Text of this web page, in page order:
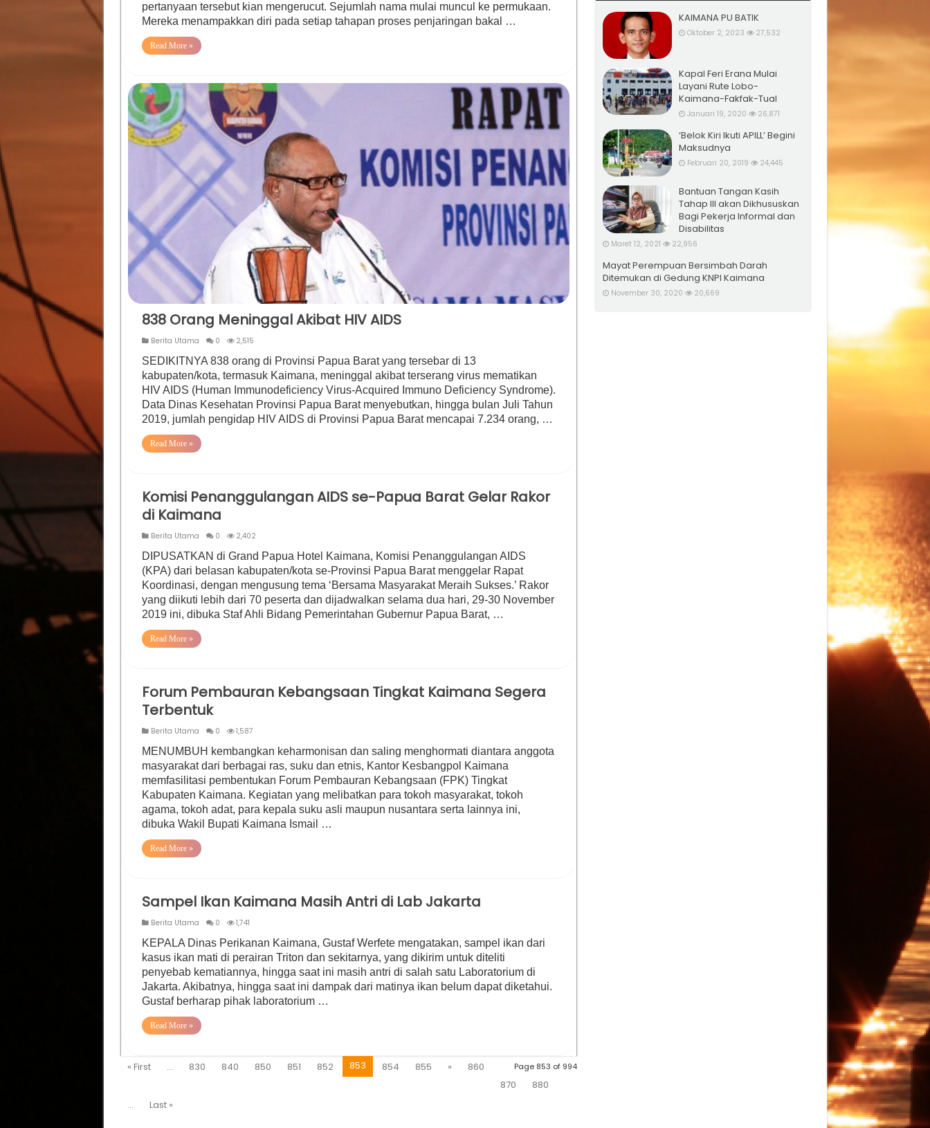
pertanyaan tersebut kian mengerucut. Sejumlah nama mulai muncul ke permukaan.
Mereka menampakkan diri pada setiap tahapan proses penjaringan bakal …
Read More »
838 Orang Meninggal Akibat HIV AIDS
Berita Utama 0 2,515
SEDIKITNYA 838 orang di Provinsi Papua Barat yang tersebar di 13
kabupaten/kota, termasuk Kaimana, meninggal akibat terserang virus mematikan
HIV AIDS (Human Immunodeficiency Virus-Acquired Immuno Deficiency Syndrome).
Data Dinas Kesehatan Provinsi Papua Barat menyebutkan, hingga bulan Juli Tahun
2019, jumlah pengidap HIV AIDS di Provinsi Papua Barat mencapai 7.234 orang, …
Read More »
Komisi Penanggulangan AIDS se-Papua Barat Gelar Rakor
di Kaimana
Berita Utama 0 2,402
DIPUSATKAN di Grand Papua Hotel Kaimana, Komisi Penanggulangan AIDS
(KPA) dari belasan kabupaten/kota se-Provinsi Papua Barat menggelar Rapat
Koordinasi, dengan mengusung tema ‘Bersama Masyarakat Meraih Sukses.’ Rakor
yang diikuti lebih dari 70 peserta dan dijadwalkan selama dua hari, 29-30 November
2019 ini, dibuka Staf Ahli Bidang Pemerintahan Gubernur Papua Barat, …
Read More »
Forum Pembauran Kebangsaan Tingkat Kaimana Segera
Terbentuk
Berita Utama 0 1,587
MENUMBUH kembangkan keharmonisan dan saling menghormati diantara anggota
masyarakat dari berbagai ras, suku dan etnis, Kantor Kesbangpol Kaimana
memfasilitasi pembentukan Forum Pembauran Kebangsaan (FPK) Tingkat
Kabupaten Kaimana. Kegiatan yang melibatkan para tokoh masyarakat, tokoh
agama, tokoh adat, para kepala suku asli maupun nusantara serta lainnya ini,
dibuka Wakil Bupati Kaimana Ismail …
Read More »
Sampel Ikan Kaimana Masih Antri di Lab Jakarta
Berita Utama 0 1,741
KEPALA Dinas Perikanan Kaimana, Gustaf Werfete mengatakan, sampel ikan dari
kasus ikan mati di perairan Triton dan sekitarnya, yang dikirim untuk diteliti
penyebab kematiannya, hingga saat ini masih antri di salah satu Laboratorium di
Jakarta. Akibatnya, hingga saat ini dampak dari matinya ikan belum dapat diketahui.
Gustaf berharap pihak laboratorium …
Read More »
Page 853 of 994
« First ... 830 840 850 851 852 853 854 855 »
860
870
880
...
Last »
KAIMANA PU BATIK
Oktober 2, 2023 27,532
Kapal Feri Erana Mulai
Layani Rute Lobo-
Kaimana-Fakfak-Tual
Januari 19, 2020 26,871
‘Belok Kiri Ikuti APILL’ Begini
Maksudnya
Februari 20, 2019 24,445
Bantuan Tangan Kasih
Tahap III akan Dikhususkan
Bagi Pekerja Informal dan
Disabilitas
Maret 12, 2021 22,956
Mayat Perempuan Bersimbah Darah
Ditemukan di Gedung KNPI Kaimana
November 30, 2020 20,669